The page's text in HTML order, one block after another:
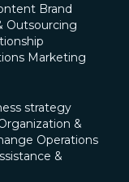
Brand
Outsourcing
Marketing
strategy
&
Operations
&